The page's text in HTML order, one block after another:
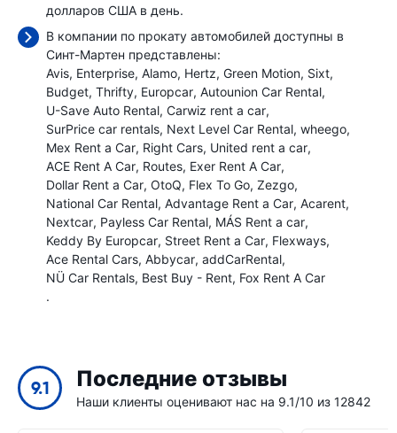
долларов США в день.
В компании по прокату автомобилей доступны в
Синт-Мартен представлены:
Avis Enterprise Alamo Hertz Green Motion Sixt
Budget Thrifty Europcar Autounion Car Rental
U-Save Auto Rental Carwiz rent a car
SurPrice car rentals Next Level Car Rental wheego
Mex Rent a Car Right Cars United rent a car
ACE Rent A Car Routes Exer Rent A Car
Dollar Rent a Car OtoQ Flex To Go Zezgo
National Car Rental Advantage Rent a Car Acarent
Nextcar Payless Car Rental MÁS Rent a car
Keddy By Europcar Street Rent a Car Flexways
Ace Rental Cars Abbycar addCarRental
NÜ Car Rentals Best Buy - Rent Fox Rent A Car
.
9.1 Последние отзывы
Наши клиенты оценивают нас на 9.1/10 из 12842